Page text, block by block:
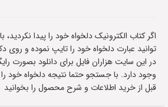
اگر کتاب الکترونیک دلخواه خود را پیدا نکردید،
توانید عبارت دلخواه خود را تایپ نموده و
در این سایت هزاران فایل برای دانلود بصورت
وجود دارد. با جستجو حتما نتیجه دلخواه خود
قبل از خرید اطلاعات و شرح محصول را بخوانید